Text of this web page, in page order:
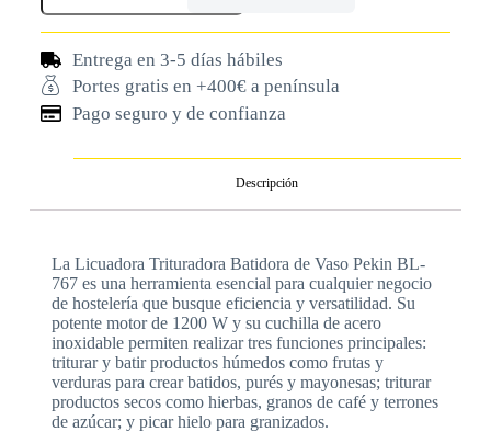
Entrega en 3-5 días hábiles
Portes gratis en +400€ a península
Pago seguro y de confianza
Descripción
La Licuadora Trituradora Batidora de Vaso Pekin BL-
767 es una herramienta esencial para cualquier negocio
de hostelería que busque eficiencia y versatilidad. Su
potente motor de 1200 W y su cuchilla de acero
inoxidable permiten realizar tres funciones principales:
triturar y batir productos húmedos como frutas y
verduras para crear batidos, purés y mayonesas; triturar
productos secos como hierbas, granos de café y terrones
de azúcar; y picar hielo para granizados.